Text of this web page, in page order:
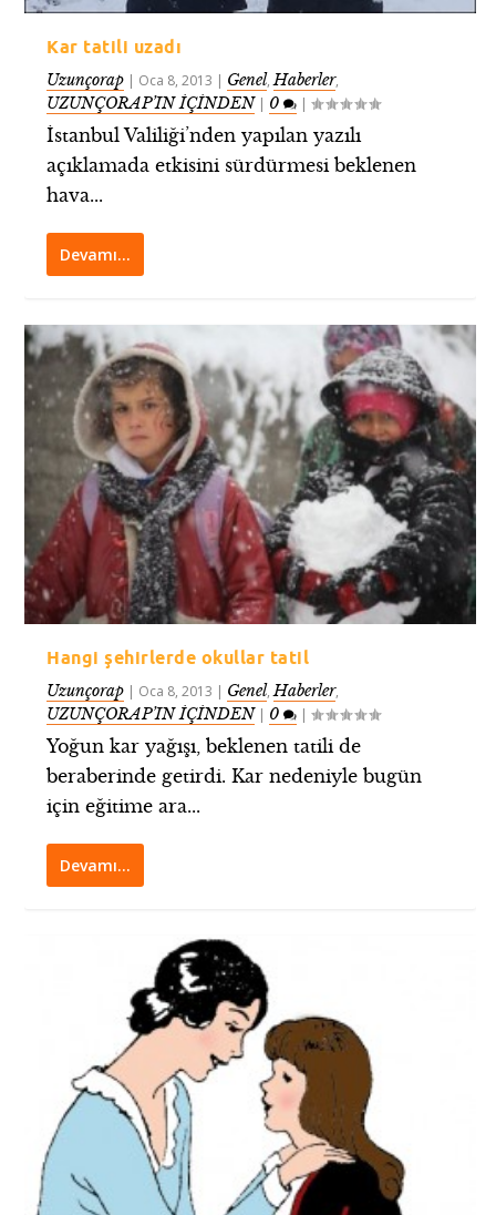
Kar tatili uzadı
Uzunçorap | Oca 8, 2013 | Genel,Haberler,
UZUNÇORAP’IN İÇİNDEN| 0 |
İstanbul Valiliği’nden yapılan yazılı
açıklamada etkisini sürdürmesi beklenen
hava...
Devamı…
Hangi şehirlerde okullar tatil
Uzunçorap | Oca 8, 2013 | Genel,Haberler,
UZUNÇORAP’IN İÇİNDEN| 0 |
Yoğun kar yağışı, beklenen tatili de
beraberinde getirdi. Kar nedeniyle bugün
için eğitime ara...
Devamı…